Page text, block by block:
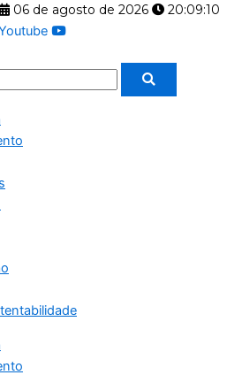
06 de agosto de 2026
20:09:10